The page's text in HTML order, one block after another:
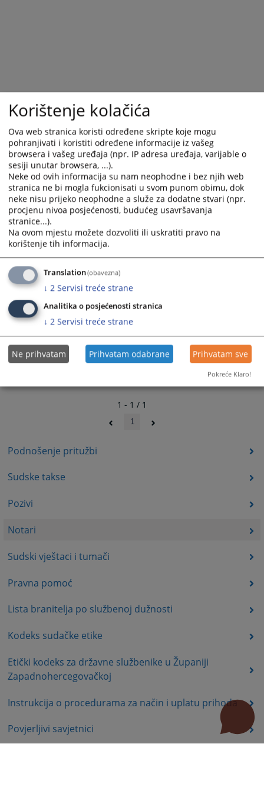
Podnošenje pritužbi
Sudske takse
Pozivi
Notari
Sudski vještaci i tumači
Pravna pomoć
Lista branitelja po službenoj dužnosti
Kodeks sudačke etike
Etički kodeks za državne službenike u Županiji
Zapadnohercegovačkoj
Instrukcija o procedurama za način i uplatu prihoda
Povjerljivi savjetnici
key
to
get
the
keyboard
shortcuts
for
changing
dates.
key
to
get
the
keyboard
for
changing
dates.
1 - 1 / 1
1
Korištenje kolačića
Ova web stranica koristi određene skripte koje mogu
pohranjivati i koristiti određene informacije iz vašeg
browsera i vašeg uređaja (npr. IP adresa uređaja, varijable o
sesiji unutar browsera, ...).
Neke od ovih informacija su nam neophodne i bez njih web
stranica ne bi mogla fukcionisati u svom punom obimu, dok
neke nisu prijeko neophodne a služe za dodatne stvari (npr.
procjenu nivoa posjećenosti, budućeg usavršavanja
stranice...).
Na ovom mjestu možete dozvoliti ili uskratiti pravo na
korištenje tih informacija.
Translation(obavezna)
↓ 2 Servisi treće strane
Analitika o posjećenosti stranica
↓ 2 Servisi treće strane
Ne prihvatam Prihvatam odabrane Prihvatam sve
Pokreće Klaro!